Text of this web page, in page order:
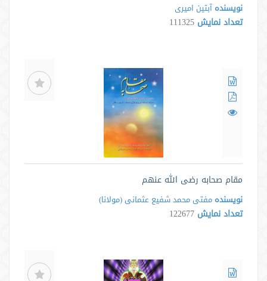
نویسنده آبتین امیری
تعداد نمایش 111325
مقام صحابه رضی الله عنهم
نویسنده مفتی محمد شفیع عثمانی (مولانا)
تعداد نمایش 122677